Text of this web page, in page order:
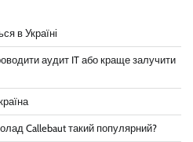
в Україні
аудит IT або краще залучити
Callebaut такий популярний?